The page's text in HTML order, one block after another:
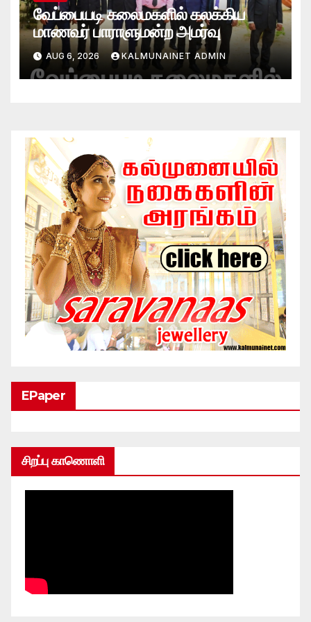
வேப்பையடி கலைமகளில் கலக்கிய
மாணவர் பாராளுமன்ற அமர்வு
AUG 6, 2026 KALMUNAINET ADMIN
EPaper
சிறப்பு காணொளி